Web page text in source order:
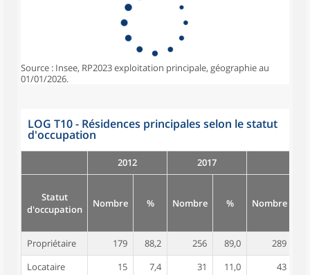
Source : Insee, RP2023 exploitation principale, géographie au
01/01/2026.
LOG T10 - Résidences principales selon le statut
d'occupation
2012 2017
Statut
d'occupation
Nombre % Nombre % Nombre
Propriétaire 179 88,2 256 89,0 289
Locataire
15 7,4 31 11,0 43